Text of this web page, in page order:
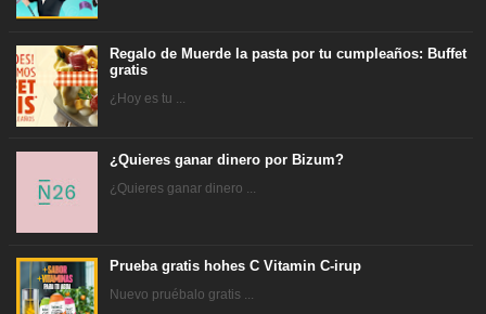
Regalo de Muerde la pasta por tu cumpleaños: Buffet
gratis
¿Hoy es tu ...
¿Quieres ganar dinero por Bizum?
¿Quieres ganar dinero ...
Prueba gratis hohes C Vitamin C-irup
Nuevo pruébalo gratis ...